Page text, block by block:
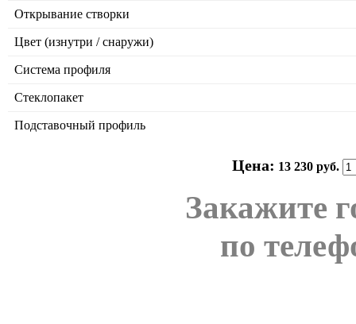
Открывание створки
Цвет (изнутри / снаружи)
Система профиля
Стеклопакет
Подставочный профиль
Цена: 13 230 руб.
Закажите
по